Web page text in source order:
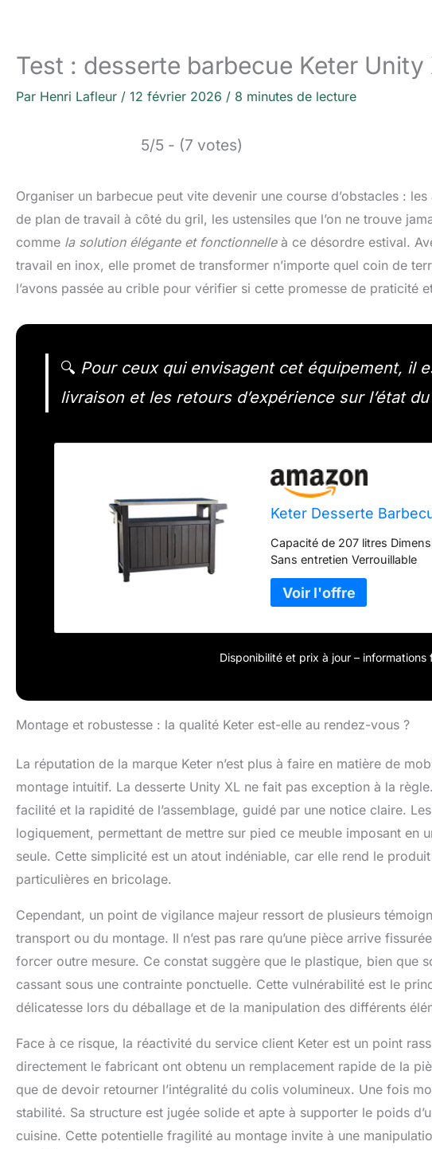
Test : desserte barbecue Keter Unity
Par Henri Lafleur / 12 février 2026 / 8 minutes de lecture
5/5 - (7 votes)
Organiser un barbecue peut vite devenir une course d’obstacles :
de plan de travail à côté du gril, les ustensiles que l’on ne trouve
comme la solution élégante et fonctionnelleà ce désordre estival.
travail en inox, elle promet de transformer n’importe quel coin de
l’avons passée au crible pour vérifier si cette promesse de praticité
🔍 Pour ceux qui envisagent cet équipement, il
livraison et les retours d’expérience sur l’état
Keter Desserte
Capacité de 207 litres
Sans entretien Verrouillable
Disponibilité et prix à jour – informations
Montage et robustesse : la qualité Keter est-elle au rendez-vous ?
La réputation de la marque Keter n’est plus à faire en matière de
montage intuitif. La desserte Unity XL ne fait pas exception à la
facilité et la rapidité de l’assemblage, guidé par une notice claire.
logiquement, permettant de mettre sur pied ce meuble imposant en
seule. Cette simplicité est un atout indéniable, car elle rend le
particulières en bricolage.
Cependant, un point de vigilance majeur ressort de plusieurs
transport ou du montage. Il n’est pas rare qu’une pièce arrive
forcer outre mesure. Ce constat suggère que le plastique, bien que
cassant sous une contrainte ponctuelle. Cette vulnérabilité est le
délicatesse lors du déballage et de la manipulation des différents
Face à ce risque, la réactivité du service client Keter est un point
directement le fabricant ont obtenu un remplacement rapide de la
que de devoir retourner l’intégralité du colis volumineux. Une fois
stabilité. Sa structure est jugée solide et apte à supporter le poids
cuisine. Cette potentielle fragilité au montage invite à une